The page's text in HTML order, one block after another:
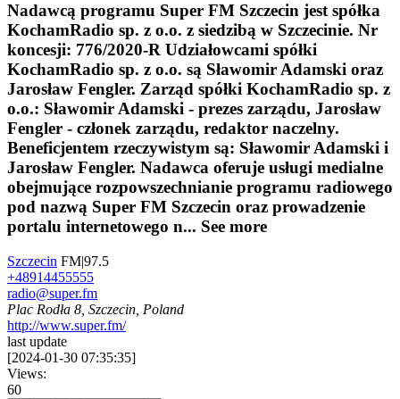
Nadawcą programu Super FM Szczecin jest spółka
KochamRadio sp. z o.o. z siedzibą w Szczecinie. Nr
koncesji: 776/2020-R Udziałowcami spółki
KochamRadio sp. z o.o. są Sławomir Adamski oraz
Jarosław Fengler. Zarząd spółki KochamRadio sp. z
o.o.: Sławomir Adamski - prezes zarządu, Jarosław
Fengler - członek zarządu, redaktor naczelny.
Beneficjentem rzeczywistym są: Sławomir Adamski i
Jarosław Fengler. Nadawca oferuje usługi medialne
obejmujące rozpowszechnianie programu radiowego
pod nazwą Super FM Szczecin oraz prowadzenie
portalu internetowego n... See more
Szczecin FM|97.5
+48914455555
radio@super.fm
Plac Rodła 8, Szczecin, Poland
http://www.super.fm/
last update
[2024-01-30 07:35:35]
Views:
60